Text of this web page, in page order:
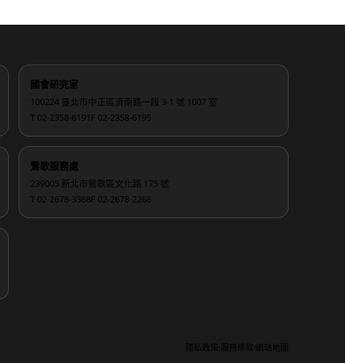
國會研究室
100224 臺北市中正區濟南路一段 3-1 號 1007 室
T 02-2358-6191 F 02-2358-6195
鶯歌服務處
239005 新北市鶯歌區文化路 175 號
T 02-2678-3368F 02-2678-2268
隱私政策 · 服務條款 · 網站地圖